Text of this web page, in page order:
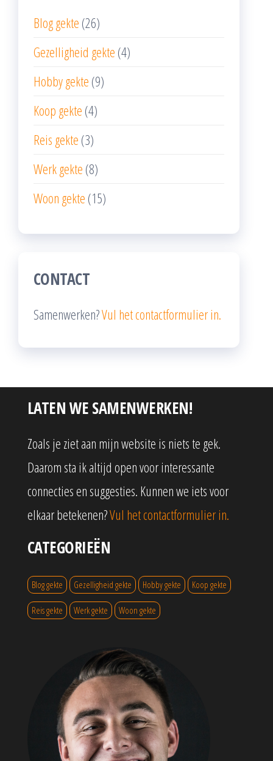
Blog gekte (26)
Gezelligheid gekte (4)
Hobby gekte (9)
Koop gekte (4)
Reis gekte (3)
Werk gekte (8)
Woon gekte (15)
CONTACT
Samenwerken?Vul het contactformulier in.
LATEN WE SAMENWERKEN!
Zoals je ziet aan mijn website is niets te gek.
Daarom sta ik altijd open voor interessante
connecties en suggesties. Kunnen we iets voor
elkaar betekenen?Vul het contactformulier in.
CATEGORIEËN
Blog gekte Gezelligheid gekte Hobby gekte Koop gekte
Reis gekte Werk gekte Woon gekte